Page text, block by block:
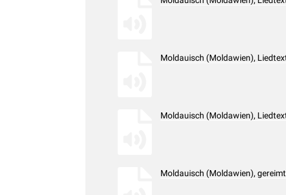
Moldauisch (Moldawien),
Moldauisch (Moldawien),
Moldauisch (Moldawien),